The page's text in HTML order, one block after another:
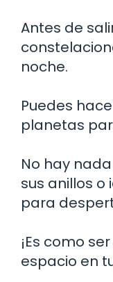
Antes de
noche.
Puedes
planetas
No hay
sus anillos o
para
¡Es como
espacio en